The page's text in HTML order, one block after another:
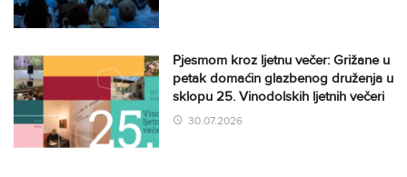
Pjesmom kroz ljetnu večer: Grižane u
petak domaćin glazbenog druženja u
sklopu 25. Vinodolskih ljetnih večeri
30.07.2026